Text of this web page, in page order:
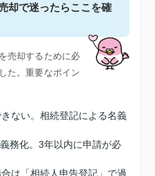
却で迷ったらここを確
売却するために必
た。重要なポイン
ない。相続登記による名義
務化。3年以内に申請が必
は「相続人申告登記」で過